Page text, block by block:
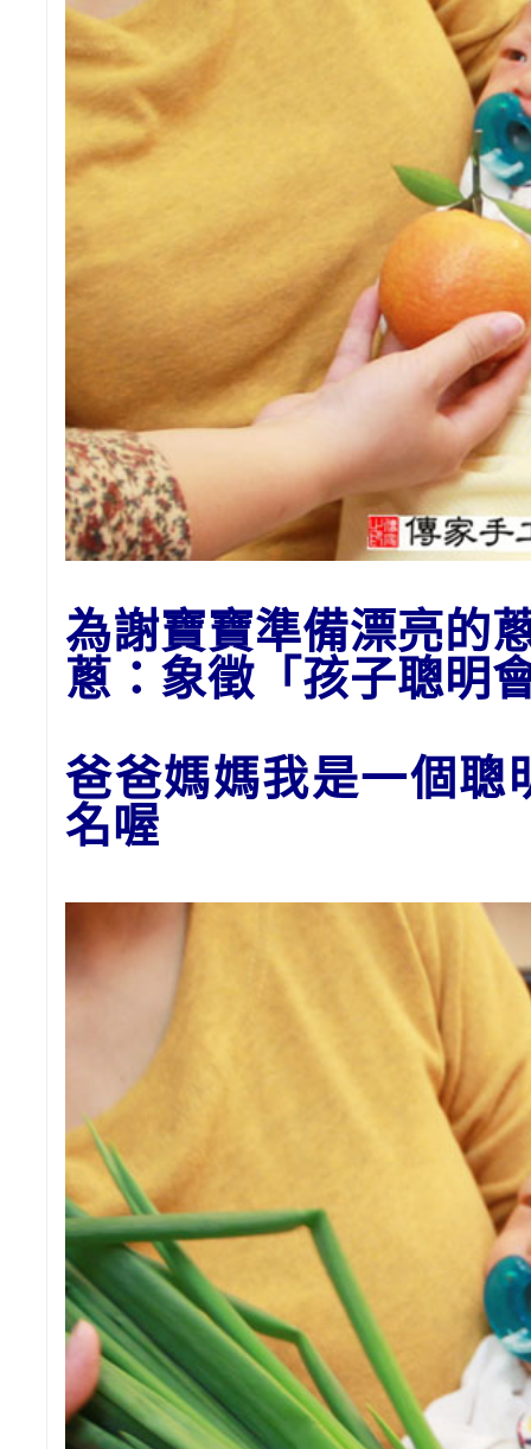
為謝寶寶準備漂亮的
蔥：象徵「孩子聰明
爸爸媽媽我是一個聰
名喔